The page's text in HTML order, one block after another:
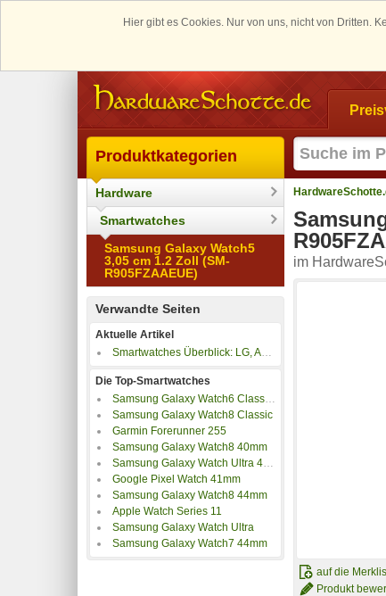
Hier gibt es Cookies. Nur von uns, nicht von Dritten.
Produktkategorien
Hardware
Smartwatches
Samsung Galaxy Watch5
3,05 cm 1.2 Zoll (SM-
R905FZAAEUE)
Verwandte Seiten
Aktuelle Artikel
Smartwatches Überblick: LG, Apple, Motorola, Pebble, Sony, Asus, Samsung
Die Top-Smartwatches
Samsung Galaxy Watch6 Classic 47mm
Samsung Galaxy Watch8 Classic
Garmin Forerunner 255
Samsung Galaxy Watch8 40mm
Samsung Galaxy Watch Ultra 47mm
Google Pixel Watch 41mm
Samsung Galaxy Watch8 44mm
Apple Watch Series 11
Samsung Galaxy Watch Ultra
Samsung Galaxy Watch7 44mm
im
auf die
Produkt